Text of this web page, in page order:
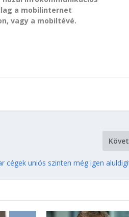
a mobilinternet
vagy a mobiltévé.
cégek uniós szinten még igen